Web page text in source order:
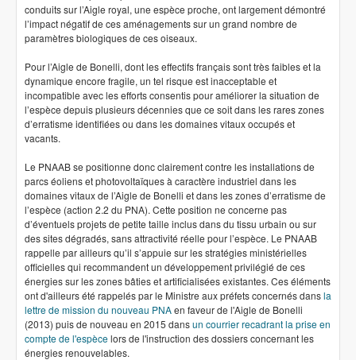
conduits sur l’Aigle royal, une espèce proche, ont largement démontré
l’impact négatif de ces aménagements sur un grand nombre de
paramètres biologiques de ces oiseaux.
Pour l’Aigle de Bonelli, dont les effectifs français sont très faibles et la
dynamique encore fragile, un tel risque est inacceptable et
incompatible avec les efforts consentis pour améliorer la situation de
l’espèce depuis plusieurs décennies que ce soit dans les rares zones
d’erratisme identifiées ou dans les domaines vitaux occupés et
vacants.
Le PNAAB se positionne donc clairement contre les installations de
parcs éoliens et photovoltaïques à caractère industriel dans les
domaines vitaux de l’Aigle de Bonelli et dans les zones d’erratisme de
l’espèce (action 2.2 du PNA). Cette position ne concerne pas
d’éventuels projets de petite taille inclus dans du tissu urbain ou sur
des sites dégradés, sans attractivité réelle pour l’espèce. Le PNAAB
rappelle par ailleurs qu’il s’appuie sur les stratégies ministérielles
officielles qui recommandent un développement privilégié de ces
énergies sur les zones bâties et artificialisées existantes. Ces éléments
ont d'ailleurs été rappelés par le Ministre aux préfets concernés dansla
lettre de mission du nouveau PNAen faveur de l'Aigle de Bonelli
(2013) puis de nouveau en 2015 dansun courrier recadrant la prise en
compte de l'espècelors de l'instruction des dossiers concernant les
énergies renouvelables.